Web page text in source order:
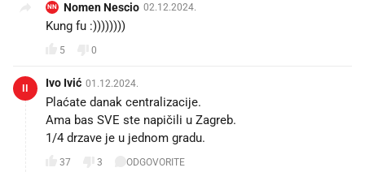
NN Nomen Nescio 02.12.2024.
Kung fu :))))))))
5 0
Ivo Ivić 01.12.2024.
Plaćate danak centralizacije.
Ama bas SVE ste napičili u Zagreb.
1/4 drzave je u jednom gradu.
37 3 ODGOVORITE